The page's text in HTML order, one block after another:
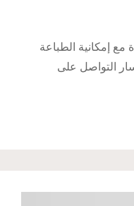
مع إمكانية الطباعة
التواصل على